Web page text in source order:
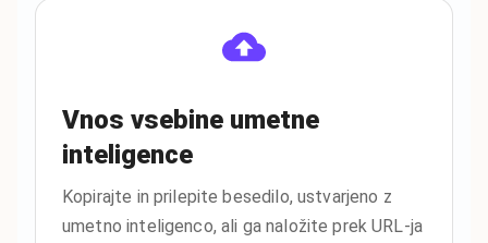
Vnos vsebine umetne
inteligence
Kopirajte in prilepite besedilo, ustvarjeno z
umetno inteligenco, ali ga naložite prek URL-ja